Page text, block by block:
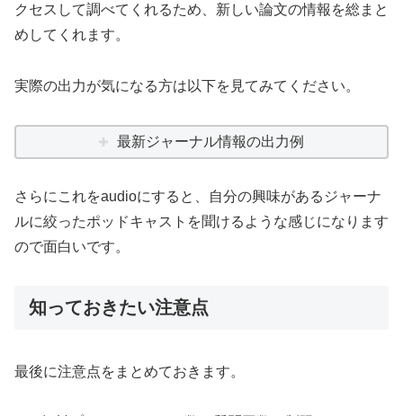
クセスして調べてくれるため、新しい論文の情報を総まと
めしてくれます。
実際の出力が気になる方は以下を見てみてください。
最新ジャーナル情報の出力例
さらにこれをaudioにすると、自分の興味があるジャーナ
ルに絞ったポッドキャストを聞けるような感じになります
ので面白いです。
知っておきたい注意点
最後に注意点をまとめておきます。